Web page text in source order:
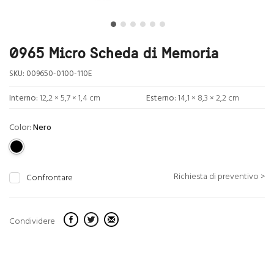
0965 Micro Scheda di Memoria
SKU: 009650-0100-110E
Interno:12,2 × 5,7 × 1,4 cm Esterno:14,1 × 8,3 × 2,2 cm
Color:Nero
Confrontare Richiesta di preventivo >
Condividere